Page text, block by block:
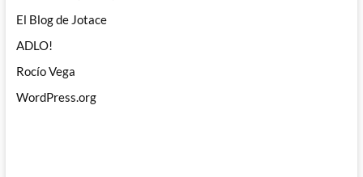
El Blog de Jotace
ADLO!
Rocío Vega
WordPress.org